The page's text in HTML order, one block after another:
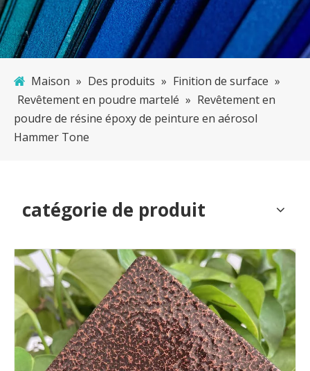
Maison » Des produits » Finition de surface »
Revêtement en poudre martelé » Revêtement en
poudre de résine époxy de peinture en aérosol
Hammer Tone
catégorie de produit